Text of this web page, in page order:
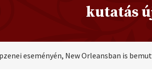
kutatás
eseményén, New Orleansban is